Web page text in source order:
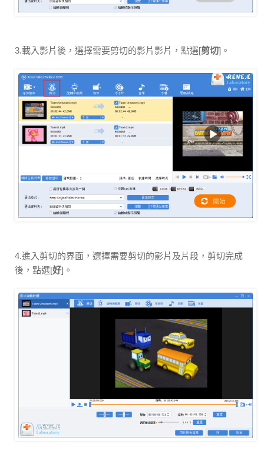
3.載入影片後，選擇需要剪切的影片影片，點選[剪切]。
4.進入剪切的界面，選擇需要剪切的影片及片段，剪切完成
後，點選[好]。